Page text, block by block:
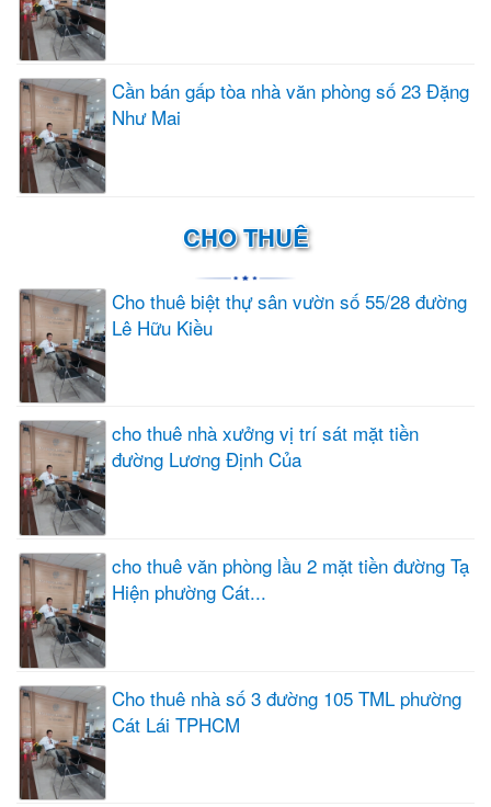
Cần bán gấp tòa nhà văn phòng số 23 Đặng
Như Mai
CHO THUÊ
Cho thuê biệt thự sân vườn số 55/28 đường
Lê Hữu Kiều
cho thuê nhà xưởng vị trí sát mặt tiền
đường Lương Định Của
cho thuê văn phòng lầu 2 mặt tiền đường Tạ
Hiện phường Cát...
Cho thuê nhà số 3 đường 105 TML phường
Cát Lái TPHCM